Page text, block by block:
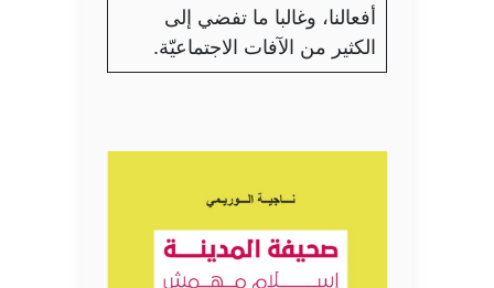
أفعالنا، وغالبا ما تفضي إلى
الكثير من الآفات الاجتماعيّة.